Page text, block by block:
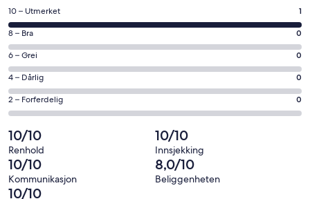
et
nytt
vindu
Rangering
på
10
−
Utmerket.
1
av
totalt
1
anmeldelser.
10 – Utmerket 1
Rangering
på
8
−
Bra.
0
totalt
1
anmeldelser.
8 – Bra 0
Rangering
på
6
−
Grei.
0
av
totalt
1
anmeldelser.
6 – Grei 0
Rangering
på
4
Dårlig.
0
av
totalt
1
4 – Dårlig 0
Rangering
på
2
−
Forferdelig.
0
av
2 – Forferdelig 0
10/10
Renhold
10/10
Innsjekking
10/10
Kommunikasjon
8,0/10
Beliggenheten
10/10